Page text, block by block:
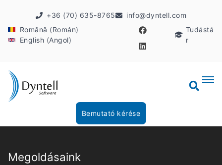
+36 (70) 635-8765
info@dyntell.com
Română (Román)
English (Angol)
Tudástá
r
Bemutató kérése
Megoldásaink